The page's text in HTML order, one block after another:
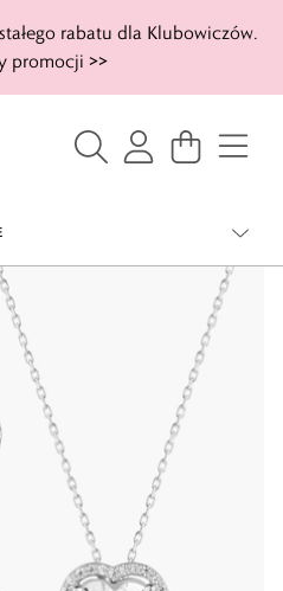
rabatu dla Klubowiczów.
promocji >>